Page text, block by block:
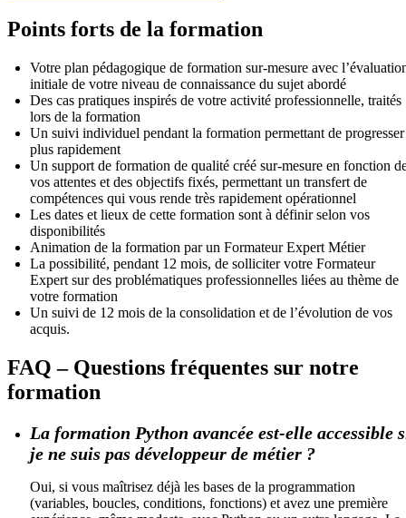
Points forts de la formation
Votre plan pédagogique de formation sur-mesure avec
initiale de votre niveau de connaissance du sujet abordé
Des cas pratiques inspirés de votre activité professionnelle, traités
lors de la formation
Un suivi individuel pendant la formation permettant de progresser
plus rapidement
Un support de formation de qualité créé sur-mesure en fonction
vos attentes et des objectifs fixés, permettant un transfert de
compétences qui vous rende très rapidement opérationnel
Les dates et lieux de cette formation sont à définir selon vos
disponibilités
Animation de la formation par un Formateur Expert Métier
La possibilité, pendant 12 mois, de solliciter votre Formateur
Expert sur des problématiques professionnelles liées au thème de
votre formation
Un suivi de 12 mois de la consolidation et de l’évolution de vos
acquis.
FAQ – Questions fréquentes sur notre
formation
La formation Python avancée est-elle accessible
je ne suis pas développeur de métier ?
Oui, si vous maîtrisez déjà les bases de la programmation
(variables, boucles, conditions, fonctions) et avez une première